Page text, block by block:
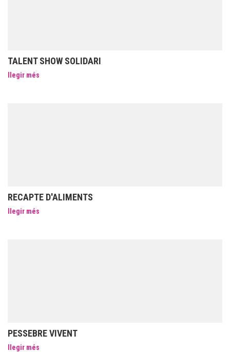
TALENT SHOW SOLIDARI
llegir més
RECAPTE D'ALIMENTS
llegir més
PESSEBRE VIVENT
llegir més